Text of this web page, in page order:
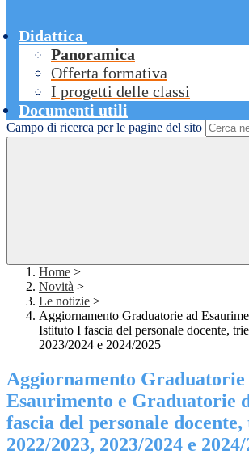
Didattica
Panoramica
Offerta formativa
I progetti delle classi
Documenti utili
Campo di ricerca per le pagine del sito
Home >
Novità >
Le notizie >
Aggiornamento Graduatorie ad
Istituto I fascia del personale docente,
2023/2024 e 2024/2025
Aggiornamento Graduatorie
Esaurimento e Graduatorie
fascia del personale
2022/2023, 2023/2024 e